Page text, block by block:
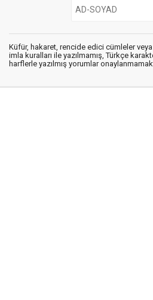
Küfür, hakaret, rencide edici cümleler veya
imla kuralları ile yazılmamış, Türkçe
harflerle yazılmış yorumlar